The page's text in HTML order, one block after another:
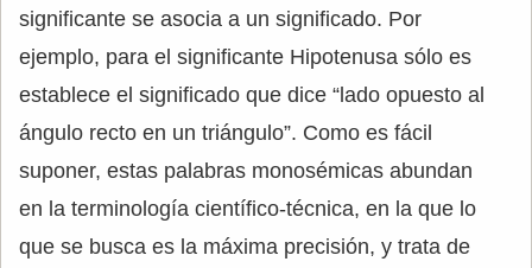
significante se asocia a un significado. Por
ejemplo, para el significante Hipotenusa sólo es
establece el significado que dice “lado opuesto al
ángulo recto en un triángulo”. Como es fácil
suponer, estas palabras monosémicas abundan
en la terminología científico-técnica, en la que lo
que se busca es la máxima precisión, y trata de